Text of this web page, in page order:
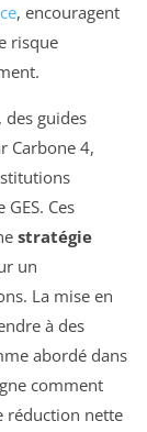
, encouragent
risque
guides
Carbone 4,
Ces
stratégie
un
La mise en
à des
abordé dans
comment
réduction nette